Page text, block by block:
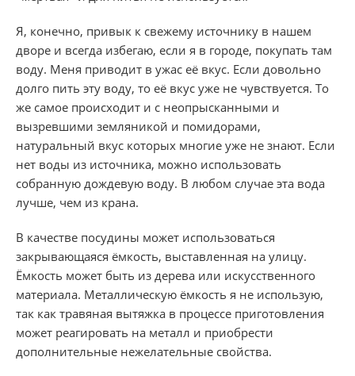
Я, конечно, привык к свежему источнику в нашем
дворе и всегда избегаю, если я в городе, покупать там
воду. Меня приводит в ужас её вкус. Если довольно
долго пить эту воду, то её вкус уже не чувствуется. То
же самое происходит и с неопрысканными и
вызревшими земляникой и помидорами,
натуральный вкус которых многие уже не знают. Если
нет воды из источника, можно использовать
собранную дождевую воду. В любом случае эта вода
лучше, чем из крана.
В качестве посудины может использоваться
закрывающаяся ёмкость, выставленная на улицу.
Ёмкость может быть из дерева или искусственного
материала. Металлическую ёмкость я не использую,
так как травяная вытяжка в процессе приготовления
может реагировать на металл и приобрести
дополнительные нежелательные свойства.